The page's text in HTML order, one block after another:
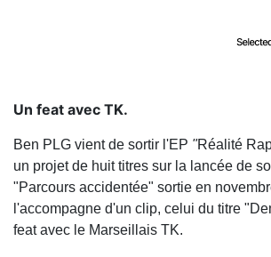
Un feat avec TK.
Ben PLG vient de sortir l'EP "Réalité
un projet de huit titres sur la lancée de
"Parcours accidentée" sortie en
l'accompagne d'un clip, celui du titre
feat avec le Marseillais TK.